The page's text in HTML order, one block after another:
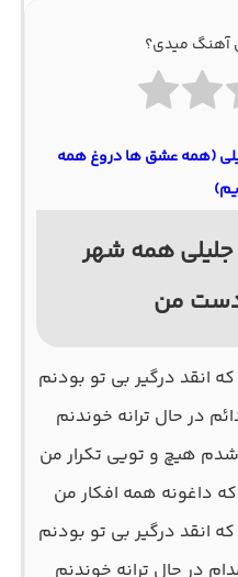
آهنگ میدی؟
(همه عشق ها دروغ همه
همه شهر
دست من
درگیر بی تو بودنم
در حال ترانه خوندنم
هیچ و تویی تکرار من
داغونه همه افکار من
درگیر بی تو بودنم
در حال ترانه خوندنم